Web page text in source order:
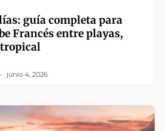
guía completa para
Francés entre playas,
tropical
junio 4, 2026